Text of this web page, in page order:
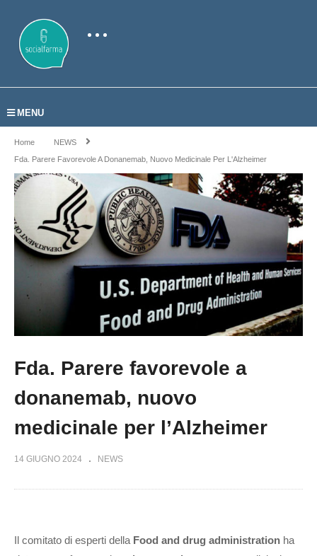
MENU
Home
NEWS
Fda. Parere Favorevole A Donanemab, Nuovo Medicinale Per L'Alzheimer
Fda. Parere favorevole a
donanemab, nuovo
medicinale per l’Alzheimer
14 GIUGNO 2024 NEWS
Il comitato di esperti della Food and drug administration ha